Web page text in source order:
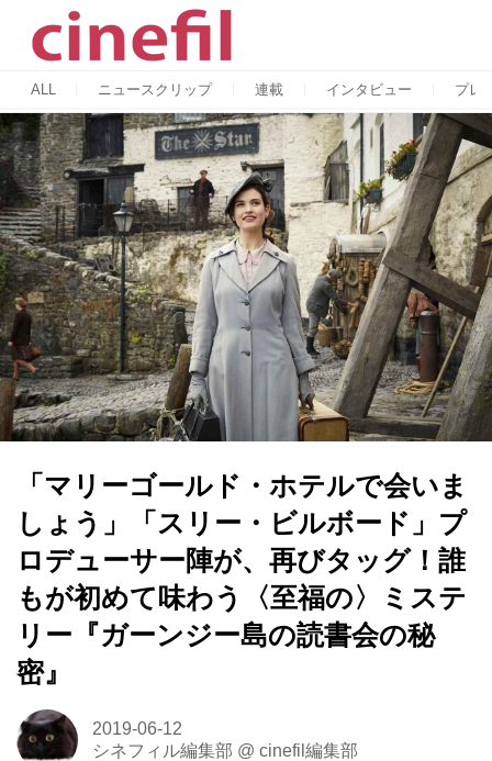
ALL ニュースクリップ 連載 インタビュー プレ
「マリーゴールド・ホテルで会いま
しょう」「スリー・ビルボード」プ
ロデューサー陣が、再びタッグ！誰
もが初めて味わう〈至福の〉ミステ
リー『ガーンジー島の読書会の秘
密』
2019-06-12
シネフィル編集部 @ cinefil編集部